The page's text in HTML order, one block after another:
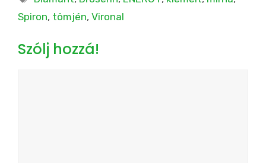
Spiron, tömjén, Vironal
Szólj hozzá!